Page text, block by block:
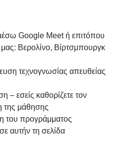
Google Meet ή επιτόπου
μας: Βερολίνο, Βίρτσμπουργκ
τεχνογνωσίας απευθείας
– εσείς καθορίζετε τον
της μάθησης
του προγράμματος
αυτήν τη σελίδα